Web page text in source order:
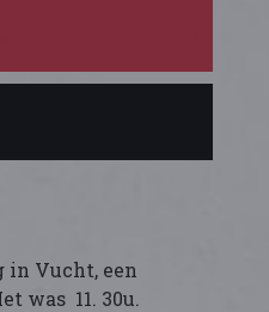
in Vucht, een
was 11. 30u.